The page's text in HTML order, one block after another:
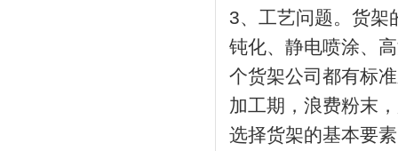
3、工艺问题。货架
钝化、静电喷涂、
个货架公司都有标
加工期，浪费粉末
选择货架的基本要